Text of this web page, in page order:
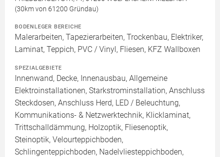
(30km von 61200 Gründau)
BODENLEGER BEREICHE
Malerarbeiten, Tapezierarbeiten, Trockenbau, Elektriker,
Laminat, Teppich, PVC / Vinyl, Fliesen, KFZ Wallboxen
SPEZIALGEBIETE
Innenwand, Decke, Innenausbau, Allgemeine
Elektroinstallationen, Starkstrominstallation, Anschluss
Steckdosen, Anschluss Herd, LED / Beleuchtung,
Kommunikations- & Netzwerktechnik, Klicklaminat,
Trittschalldämmung, Holzoptik, Fliesenoptik,
Steinoptik, Velourteppichboden,
Schlingenteppichboden, Nadelvliesteppichboden,